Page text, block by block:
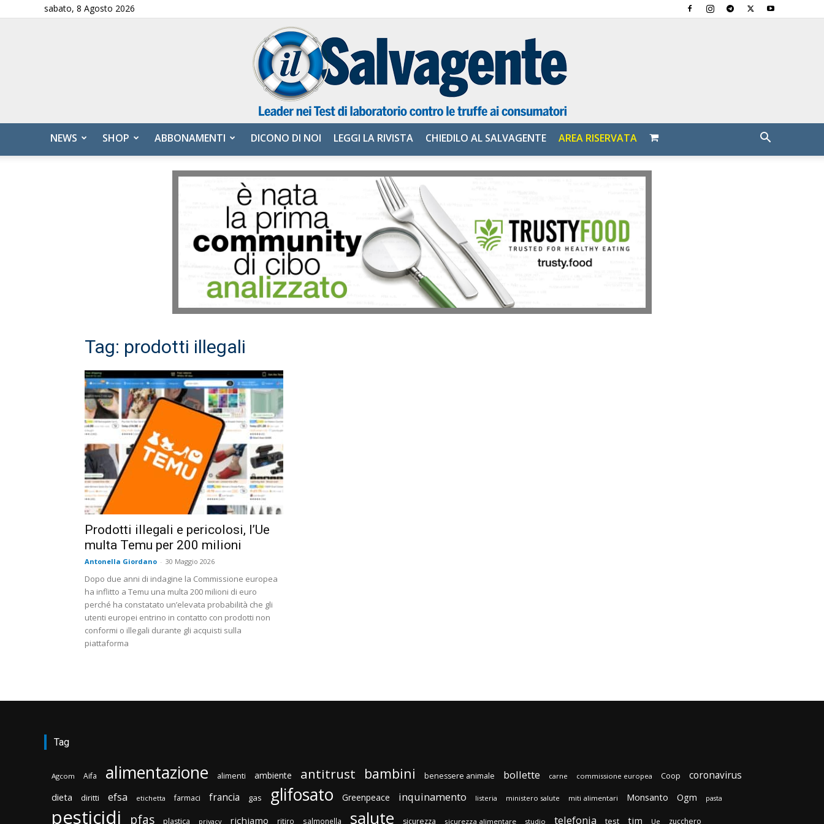
sabato, 8 Agosto 2026
Salvagente
NEWS SHOP ABBONAMENTI DICONO DI NOI LEGGI LA RIVISTA CHIEDILO AL SALVAGENTE AREA RISERVATA
Tag: prodotti illegali
Prodotti illegali e pericolosi, l’Ue
multa Temu per 200 milioni
Antonella Giordano - 30 Maggio 2026
Dopo due anni di indagine la Commissione europea
ha inflitto a Temu una multa 200 milioni di euro
perché ha constatato un’elevata probabilità che gli
utenti europei entrino in contatto con prodotti non
conformi o illegali durante gli acquisti sulla
piattaforma
Tag
Agcom Aifa alimentazione alimenti ambiente antitrust bambini benessere animale bollette carne commissione europea Coop coronavirus
dieta diritti efsa etichetta farmaci francia gas glifosato Greenpeace inquinamento listeria ministero salute miti alimentari Monsanto Ogm pasta
pesticidi pfas plastica privacy richiamo ritiro salmonella salute sicurezza sicurezza alimentare studio telefonia test tim Ue zucchero